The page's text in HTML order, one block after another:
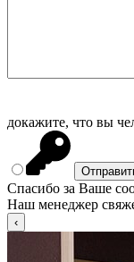
докажите, что вы
Спасибо за Ваше
Наш менеджер